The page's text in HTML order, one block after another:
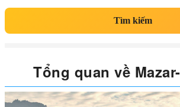
Tìm kiếm
Tổng quan về